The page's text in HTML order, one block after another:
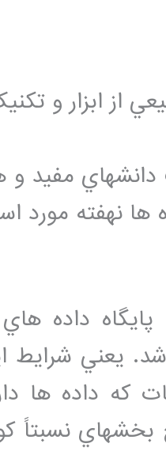
از ابزار و
مفيد
نهفته مورد
داده هاي
يعني شرايط
که داده ها
نسبتاً